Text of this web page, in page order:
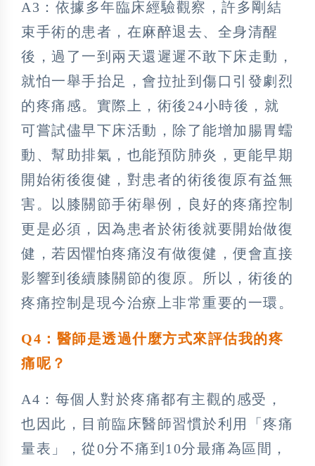
A3：依據多年臨床經驗觀察，許多剛結
束手術的患者，在麻醉退去、全身清醒
後，過了一到兩天還遲遲不敢下床走動，
就怕一舉手抬足，會拉扯到傷口引發劇烈
的疼痛感。實際上，術後24小時後，就
可嘗試儘早下床活動，除了能增加腸胃蠕
動、幫助排氣，也能預防肺炎，更能早期
開始術後復健，對患者的術後復原有益無
害。以膝關節手術舉例，良好的疼痛控制
更是必須，因為患者於術後就要開始做復
健，若因懼怕疼痛沒有做復健，便會直接
影響到後續膝關節的復原。所以，術後的
疼痛控制是現今治療上非常重要的一環。
Q4：醫師是透過什麼方式來評估我的疼
痛呢？
A4：每個人對於疼痛都有主觀的感受，
也因此，目前臨床醫師習慣於利用「疼痛
量表」，從0分不痛到10分最痛為區間，